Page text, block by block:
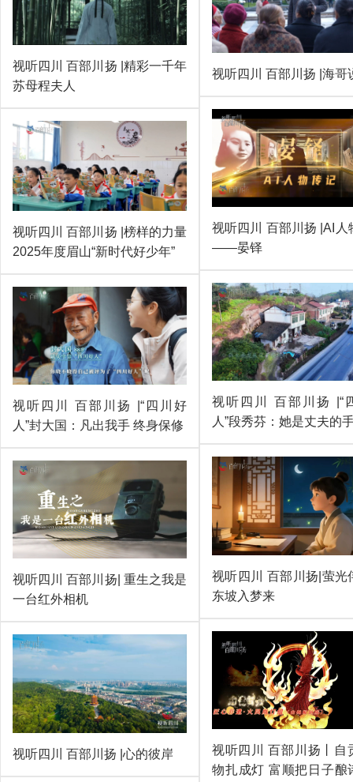
视听四川 百部川扬 |精彩一千年
苏母程夫人
视听四川 百部川扬 |榜样的力量
2025年度眉山“新时代好少年”
视听四川 百部川扬 |“四川好
人”封大国：凡出我手 终身保修
视听四川 百部川扬| 重生之我是
一台红外相机
视听四川 百部川扬 |心的彼岸
视听四川 百部川扬 |海哥
视听四川 百部川扬 |AI人
——晏铎
视听四川 百部川扬 |“
人”段秀芬：她是丈夫的
视听四川 百部川扬|萤光
东坡入梦来
视听四川 百部川扬丨自
物扎成灯 富顺把日子